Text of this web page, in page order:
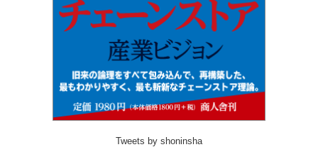
Tweets by shoninsha